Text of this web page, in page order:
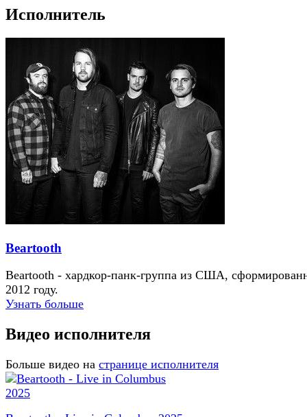
Исполнитель
Beartooth
Beartooth - хардкор-панк-группа из США,
2012 году.
Узнать больше
Видео исполнителя
Больше видео на странице исполнителя